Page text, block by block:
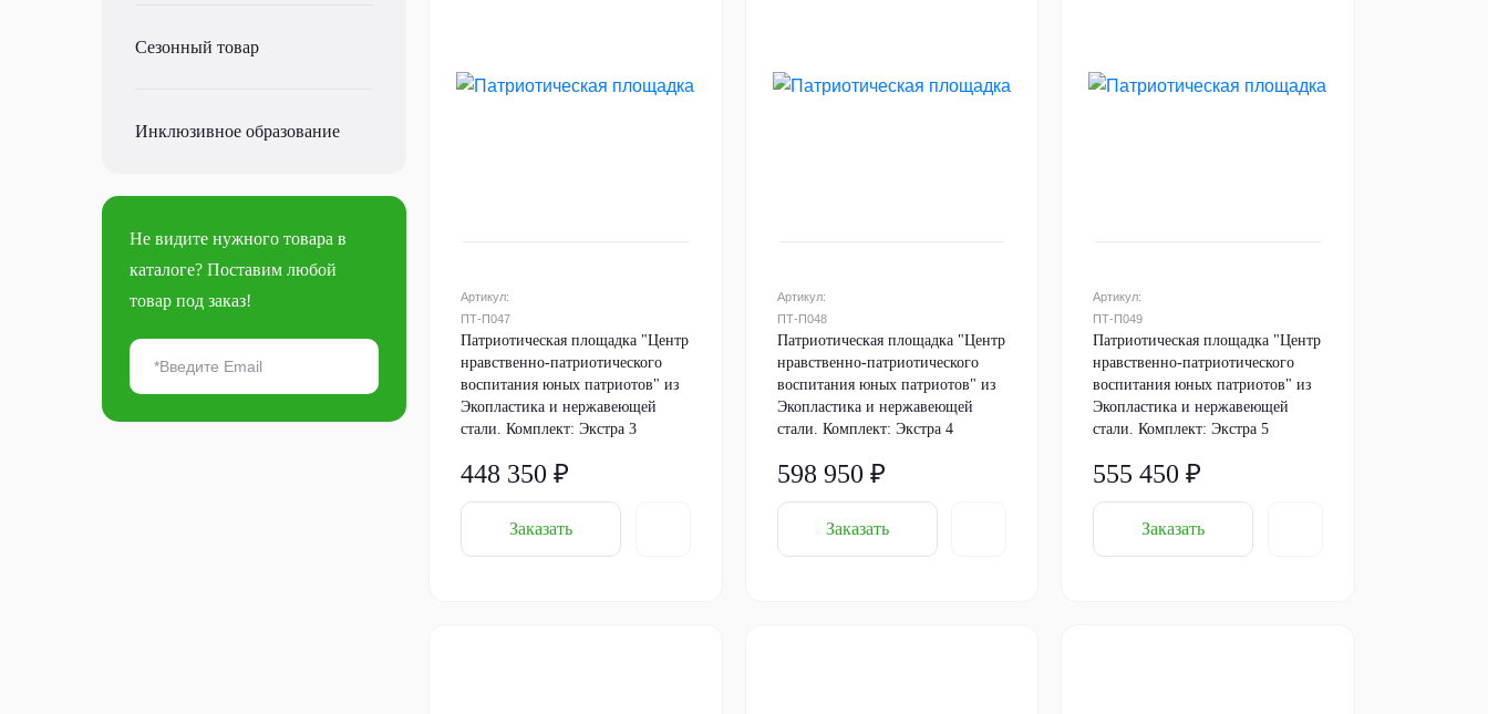
Сезонный товар
Инклюзивное образование
Не видите нужного товара в
каталоге? Поставим любой
товар под заказ!
Артикул:
ПТ-П047
Патриотическая площадка "Центр
нравственно-патриотического
воспитания юных патриотов" из
Экопластика и нержавеющей
стали. Комплект: Экстра 3
448 350 ₽
Заказать
Артикул:
ПТ-П048
Патриотическая площадка "Центр
нравственно-патриотического
воспитания юных патриотов" из
Экопластика и нержавеющей
стали. Комплект: Экстра 4
598 950 ₽
Заказать
Артикул:
ПТ-П049
Патриотическая площадка "Центр
нравственно-патриотического
воспитания юных патриотов" из
Экопластика и нержавеющей
стали. Комплект: Экстра 5
555 450 ₽
Заказать